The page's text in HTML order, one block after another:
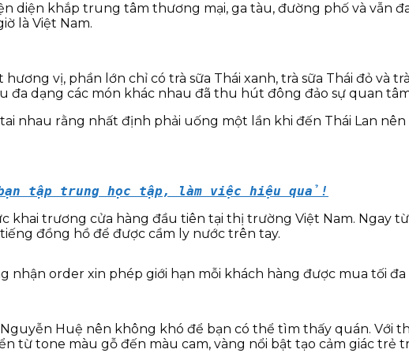
diện khắp trung tâm thương mại, ga tàu, đường phố và
là Việt Nam.
vị, phần lớn chỉ có trà sữa Thái xanh, trà sữa Thái đỏ và
dạng các món khác nhau đã thu hút đông đảo sự quan
nhau rằng nhất định phải uống một lần khi đến Thái Lan
tập trung học tập, làm việc hiệu quả!
khai trương cửa hàng đầu tiên tại thị trường Việt Nam. Ngay
đồng hồ để được cầm ly nước trên tay.
order xin phép giới hạn mỗi khách hàng được mua tối
Huệ nên không khó để bạn có thể tìm thấy quán. Với
từ tone màu gỗ đến màu cam, vàng nổi bật tạo cảm giác trẻ